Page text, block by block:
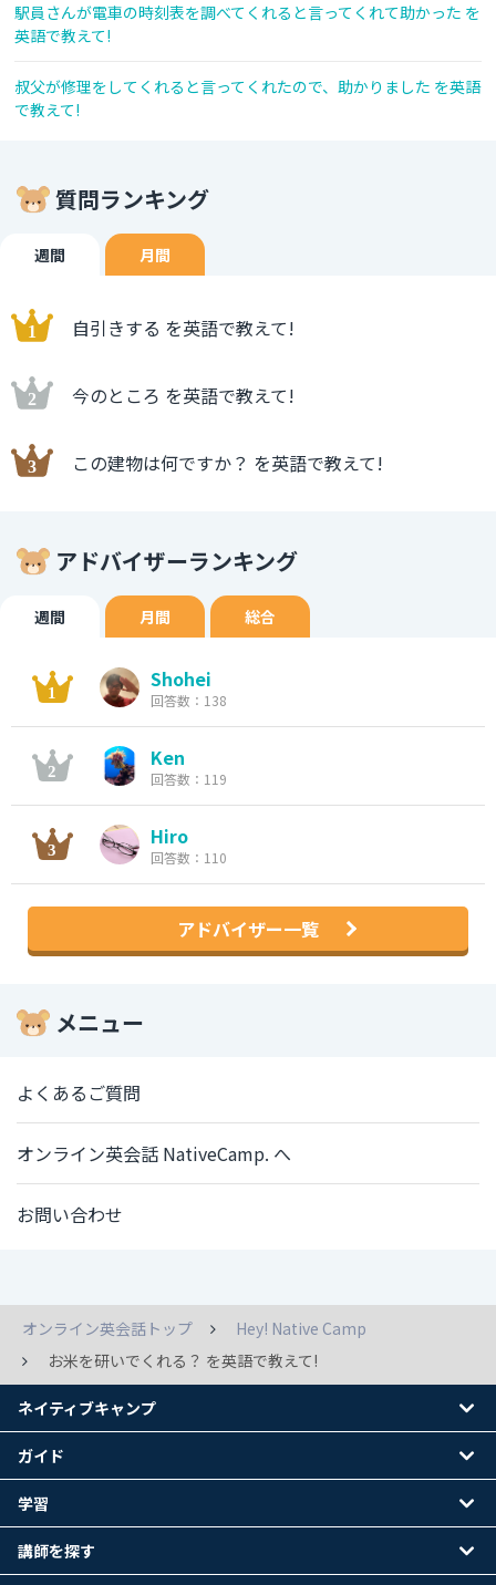
駅員さんが電車の時刻表を調べてくれると言ってくれて助かった を
英語で教えて!
叔父が修理をしてくれると言ってくれたので、助かりました を英語
で教えて!
質問ランキング
週間 月間
自引きする を英語で教えて!
今のところ を英語で教えて!
この建物は何ですか？ を英語で教えて!
アドバイザーランキング
週間 月間 総合
Shohei
回答数：138
Ken
回答数：119
Hiro
回答数：110
アドバイザー一覧
メニュー
よくあるご質問
オンライン英会話 NativeCamp. へ
お問い合わせ
オンライン英会話トップ
Hey! Native Camp
お米を研いでくれる？ を英語で教えて!
ネイティブキャンプ
ガイド
学習
講師を探す